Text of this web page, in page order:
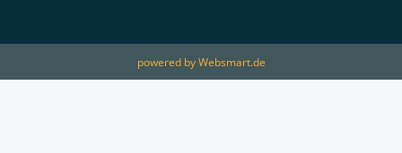
powered by Websmart.de